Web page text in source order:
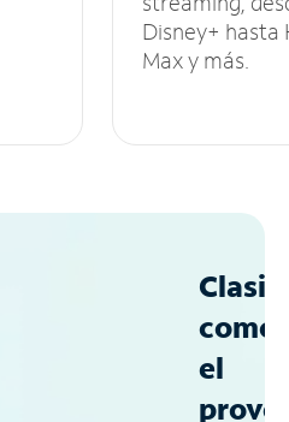
Disney+ hasta
Max y más.
como
el